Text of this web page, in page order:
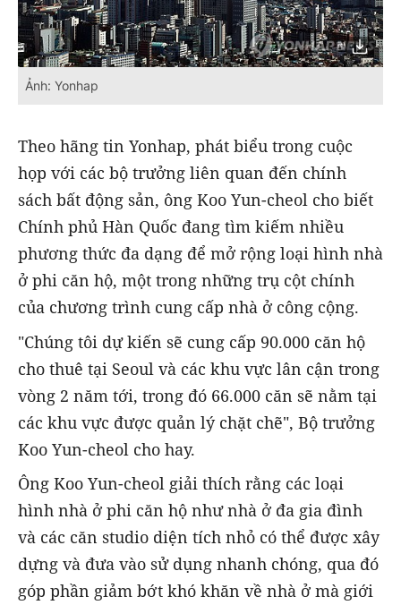
Ảnh: Yonhap
Theo hãng tin Yonhap, phát biểu trong cuộc
họp với các bộ trưởng liên quan đến chính
sách bất động sản, ông Koo Yun-cheol cho biết
Chính phủ Hàn Quốc đang tìm kiếm nhiều
phương thức đa dạng để mở rộng loại hình nhà
ở phi căn hộ, một trong những trụ cột chính
của chương trình cung cấp nhà ở công cộng.
"Chúng tôi dự kiến sẽ cung cấp 90.000 căn hộ
cho thuê tại Seoul và các khu vực lân cận trong
vòng 2 năm tới, trong đó 66.000 căn sẽ nằm tại
các khu vực được quản lý chặt chẽ", Bộ trưởng
Koo Yun-cheol cho hay.
Ông Koo Yun-cheol giải thích rằng các loại
hình nhà ở phi căn hộ như nhà ở đa gia đình
và các căn studio diện tích nhỏ có thể được xây
dựng và đưa vào sử dụng nhanh chóng, qua đó
góp phần giảm bớt khó khăn về nhà ở mà giới